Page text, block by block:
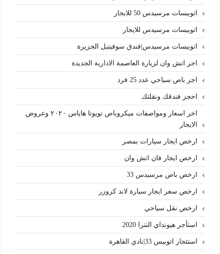
اتوبيسات مرسيدس 50 للايجار
اتوبيسات مرسيدس للايجار
اتوبيسات مرسيدس|فندق سوفيتيل الجزيرة
اجر اتش وان لزيارة العاصمة الادارية الجديدة
اجر باص سياحي عدد 25 فرد
احجز فندقك ونقلتك
اخر اسعار ومواصفات ميكروباص تويوتا هاياس ٢٠٢٠ وعروض
الايجار
ارخص ايجار سيارات بمصر
ارخص ايجار فان اتش وان
ارخص باص مرسيدس 33
ارخص سعر ايجار سيارة لاند كروزر
ارخص نقل سياحي
استأجر هيونداي النترا 2020
استئجار اتوبيس 33|نادي القاهرة